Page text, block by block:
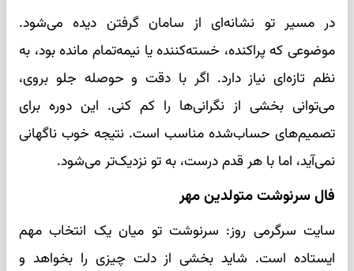
در مسیر تو نشانه‌ای از سامان گرفتن دیده می‌شود.
موضوعی که پراکنده، خسته‌کننده یا نیمه‌تمام مانده بود، به
نظم تازه‌ای نیاز دارد. اگر با دقت و حوصله جلو بروی،
می‌توانی بخشی از نگرانی‌ها را کم کنی. این دوره برای
تصمیم‌های حساب‌شده مناسب است. نتیجه خوب ناگهانی
نمی‌آید، اما با هر قدم درست، به تو نزدیک‌تر می‌شود.
فال سرنوشت متولدین مهر
سایت سرگرمی روز: سرنوشت تو میان یک انتخاب مهم
ایستاده است. شاید بخشی از دلت چیزی را بخواهد و